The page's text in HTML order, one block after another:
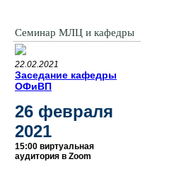
Семинар МЛЦ и кафедры
22.02.2021
Заседание кафедры
ОФиВП
26 февраля
2021
15:00 виртуальная
аудитория в Zoom